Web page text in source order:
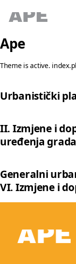
Ape
Theme is active.
Urbanistički
II. Izmjene i
uređenja
Generalni
VI. Izmjene i